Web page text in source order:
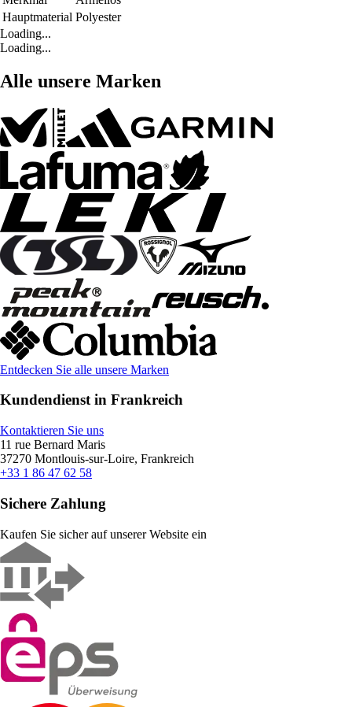
Hauptmaterial Polyester
Loading...
Loading...
Alle unsere Marken
Entdecken Sie alle unsere Marken
Kundendienst in Frankreich
Kontaktieren Sie uns
11 rue Bernard Maris
37270 Montlouis-sur-Loire, Frankreich
+33 1 86 47 62 58
Sichere Zahlung
Kaufen Sie sicher auf unserer Website ein